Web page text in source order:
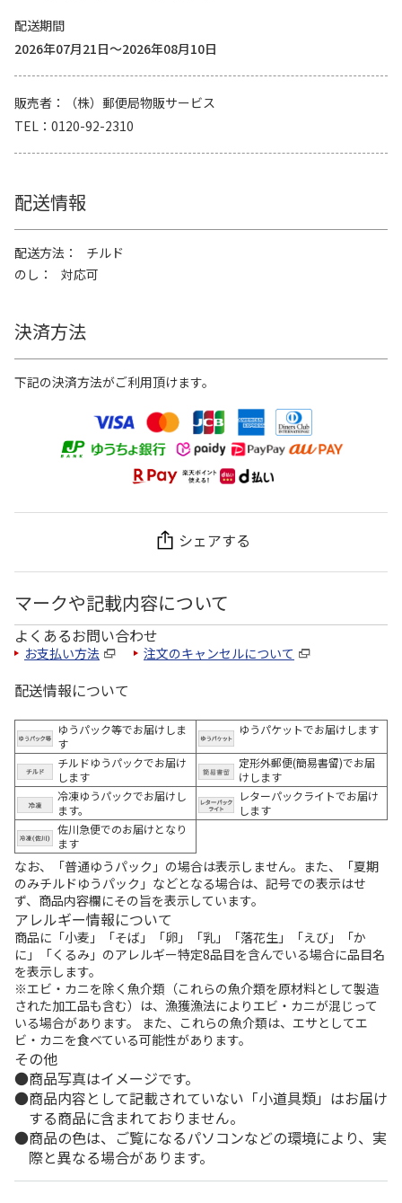
配送期間
2026年07月21日～2026年08月10日
販売者
（株）郵便局物販サービス
TEL
0120-92-2310
配送情報
配送方法
チルド
のし
対応可
決済方法
下記の決済方法がご利用頂けます。
シェアする
マークや記載内容について
よくあるお問い合わせ
お支払い方法 注文のキャンセルについて
配送情報について
ゆうパック等でお届けしま
す
ゆうパケットでお届けします
チルドゆうパックでお届け
します
定形外郵便(簡易書留)でお届
けします
冷凍ゆうパックでお届けし
ます。
レターパックライトでお届け
します
佐川急便でのお届けとなり
ます
なお、「普通ゆうパック」の場合は表示しません。また、「夏期
のみチルドゆうパック」などとなる場合は、記号での表示はせ
ず、商品内容欄にその旨を表示しています。
アレルギー情報について
商品に「小麦」「そば」「卵」「乳」「落花生」「えび」「か
に」「くるみ」のアレルギー特定8品目を含んでいる場合に品目名
を表示します。
※エビ・カニを除く魚介類（これらの魚介類を原材料として製造
された加工品も含む）は、漁獲漁法によりエビ・カニが混じって
いる場合があります。 また、これらの魚介類は、エサとしてエ
ビ・カニを食べている可能性があります。
その他
商品写真はイメージです。
商品内容として記載されていない「小道具類」はお届け
する商品に含まれておりません。
商品の色は、ご覧になるパソコンなどの環境により、実
際と異なる場合があります。